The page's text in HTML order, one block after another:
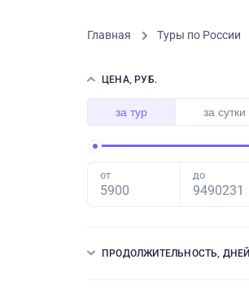
Главная Туры по России
ЦЕНА, РУБ.
за тур за сутки
от до
ПРОДОЛЖИТЕЛЬНОСТЬ, ДНЕЙ